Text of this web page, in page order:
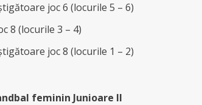
joc 6 (locurile 5 – 6)
8 (locurile 3 – 4)
joc 8 (locurile 1 – 2)
feminin Junioare II